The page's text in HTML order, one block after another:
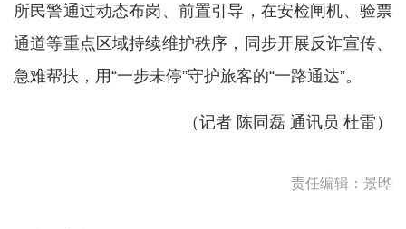
所民警通过动态布岗、前置引导，在安检闸机、验票
通道等重点区域持续维护秩序，同步开展反诈宣传、
急难帮扶，用“一步未停”守护旅客的“一路通达”。
（记者 陈同磊 通讯员 杜雷）
责任编辑：景晔